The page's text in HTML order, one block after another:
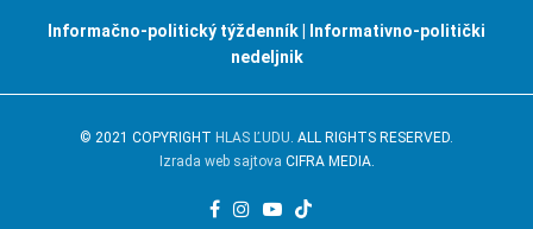
Informačno-politický týždenník | Informativno-politički
nedeljnik
© 2021 COPYRIGHT HLAS ĽUDU . ALL RIGHTS RESERVED.
Izrada web sajtova CIFRA MEDIA.